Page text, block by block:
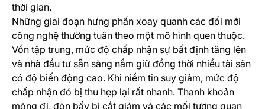
thời gian.
Những giai đoạn hưng phấn xoay quanh các đổi mới
công nghệ thường tuân theo một mô hình quen thuộc.
Vốn tập trung, mức độ chấp nhận sự bất định tăng lên
và nhà đầu tư sẵn sàng nắm giữ đồng thời nhiều tài sản
có độ biến động cao. Khi niềm tin suy giảm, mức độ
chấp nhận đó bị thu hẹp lại rất nhanh. Thanh khoản
mỏng đi, đòn bẩy bị cắt giảm và các mối tương quan